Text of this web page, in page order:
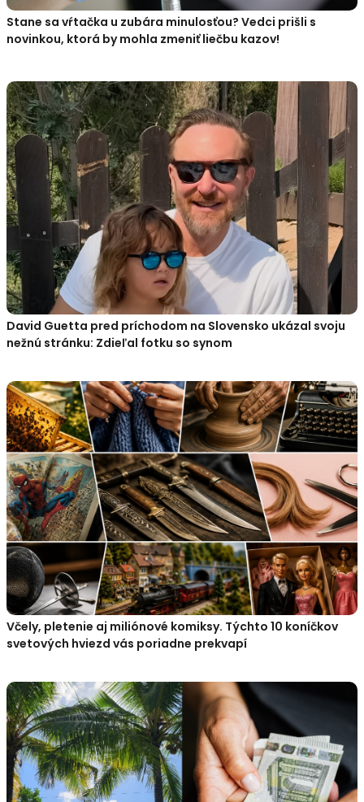
Stane sa vŕtačka u zubára minulosťou? Vedci prišli s
novinkou, ktorá by mohla zmeniť liečbu kazov!
David Guetta pred príchodom na Slovensko ukázal svoju
nežnú stránku: Zdieľal fotku so synom
Včely, pletenie aj miliónové komiksy. Týchto 10 koníčkov
svetových hviezd vás poriadne prekvapí